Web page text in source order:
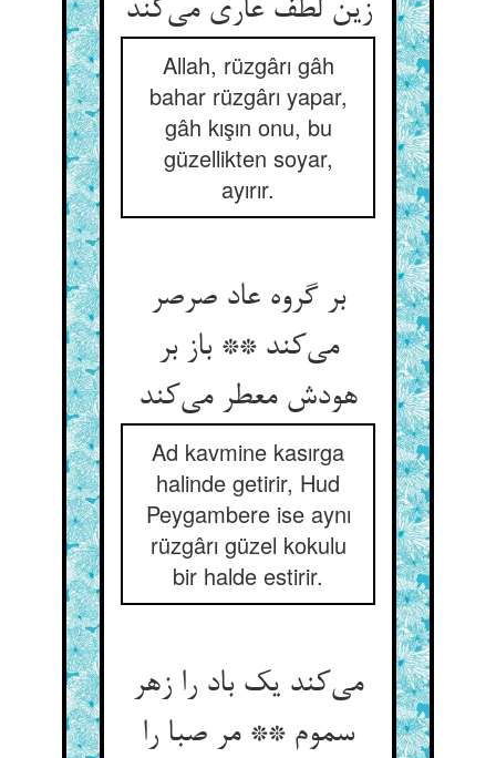
زین لطف عاری می‌کند
Allah, rüzgârı gâh
bahar rüzgârı yapar,
gâh kışın onu, bu
güzellikten soyar,
ayırır.
بر گروه عاد صرصر
می‌کند ** باز بر
هودش معطر می‌کند
Ad kavmine kasırga
halinde getirir, Hud
Peygambere ise aynı
rüzgârı güzel kokulu
bir halde estirir.
می‌کند یک باد را زهر
سموم ** مر صبا را